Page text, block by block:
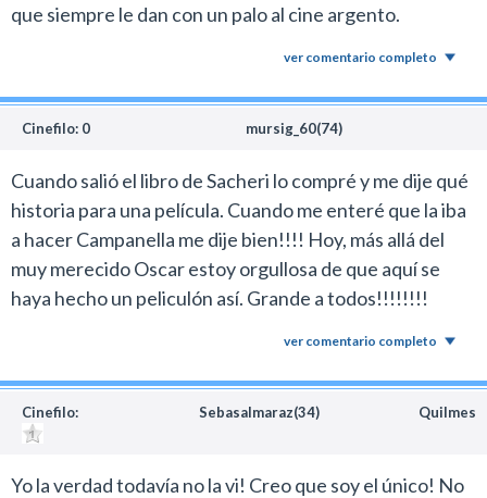
que siempre le dan con un palo al cine argento.
ver comentario completo
Cinefilo: 0 mursig_60(74)
Cuando salió el libro de Sacheri lo compré y me dije qué
historia para una película. Cuando me enteré que la iba
a hacer Campanella me dije bien!!!! Hoy, más allá del
muy merecido Oscar estoy orgullosa de que aquí se
haya hecho un peliculón así. Grande a todos!!!!!!!!
ver comentario completo
Cinefilo: Sebasalmaraz(34) Quilmes
Yo la verdad todavía no la vi! Creo que soy el único! No